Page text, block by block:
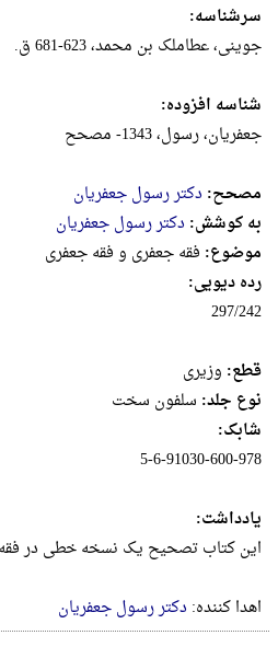
سرشناسه:
جوینی، عطاملک بن محمد، 623-681 ق.
شناسه افزوده:
جعفریان، رسول، 1343- مصحح
مصحح: دکتر رسول جعفریان
به کوشش: دکتر رسول جعفریان
موضوع: فقه جعفری و فقه جعفری
رده دیویی:
297/242
قطع: وزيرى
نوع جلد: سلفون سخت
شابک:
5-6-91030-600-978
یادداشت:
این کتاب تصحیح یک نسخه خطی در
اهدا کننده: دکتر رسول جعفریان